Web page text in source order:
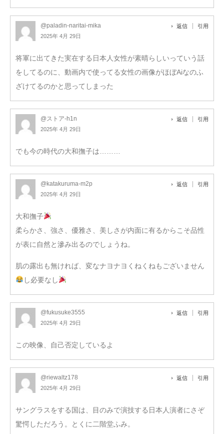
@paladin-naritai-mika
2025年 4月 29日
返信 引用
将軍に出てきた実在する日本人女性が素晴らしいっていう話
をしてるのに、動画内で使ってる女性の画像がほぼAiなのふ
ざけてるのかと思ってしまった
@ストア-h1n
2025年 4月 29日
返信 引用
でも今の時代の大和撫子は………
@katakuruma-m2p
2025年 4月 29日
返信 引用
大和撫子
柔らかさ、強さ、優雅さ、美しさが内面に有るからこそ品性
が表に自然と滲み出るのでしょうね。
肌の露出も無ければ、変なナヨナヨくねくねもございません
し必要なし
@fukusuke3555
2025年 4月 29日
返信 引用
この映像、自己否定しているよ
@riewaltz178
2025年 4月 29日
返信 引用
サングラスをする国は、目のみで演技する日本人演者にさぞ
驚愕しただろう。とくに二階堂ふみ。